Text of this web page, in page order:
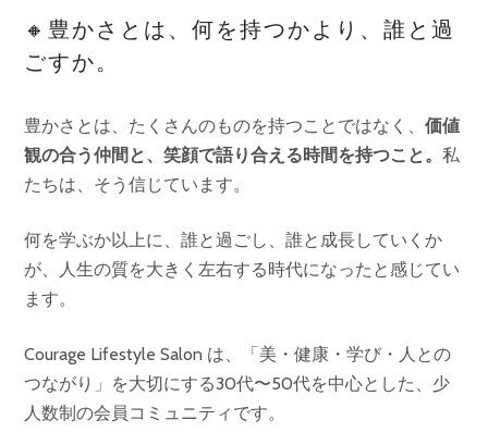
🔸豊かさとは、何を持つかより、誰と過
ごすか。
豊かさとは、たくさんのものを持つことではなく、 価値
観の合う仲間と、笑顔で語り合える時間を持つこと。 私
たちは、そう信じています。
何を学ぶか以上に、誰と過ごし、誰と成長していくか
が、人生の質を大きく左右する時代になったと感じてい
ます。
Courage Lifestyle Salon は、「美・健康・学び・人との
つながり」を大切にする30代〜50代を中心とした、少
人数制の会員コミュニティです。